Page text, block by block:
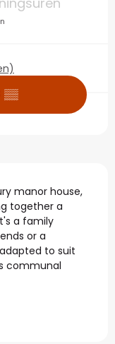
▒▒
manor house,
together a
a family
or a
to suit
communal